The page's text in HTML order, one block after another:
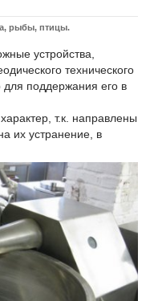
рыбы, птицы.
устройства,
технического
поддержания его в
т.к. направлены
их устранение, в